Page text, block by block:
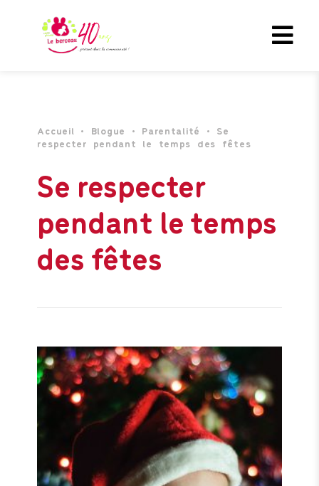
Accueil • Blogue • Parentalité • Se
respecter pendant le temps des fêtes
Se respecter
pendant le temps
des fêtes